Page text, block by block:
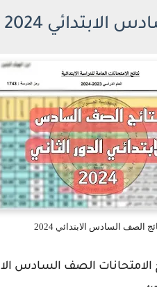
الابتدائي 2024
الصف السادس الابتدائي 2024
اليوم الخميس 8 آب نتائج الامتحانات